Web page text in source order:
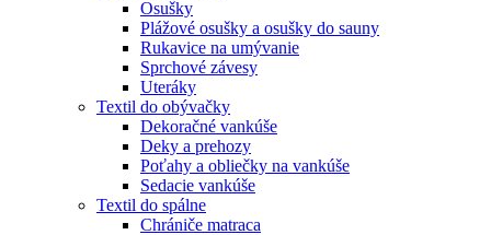
Osušky
Plážové osušky a osušky do sauny
Rukavice na umývanie
Sprchové závesy
Uteráky
Textil do obývačky
Dekoračné vankúše
Deky a prehozy
Poťahy a obliečky na vankúše
Sedacie vankúše
Textil do spálne
Chrániče matraca